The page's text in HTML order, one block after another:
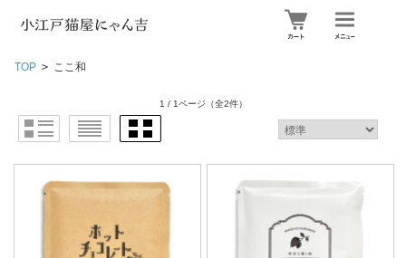
TOP > ここ和
1 / 1ページ （全2件）